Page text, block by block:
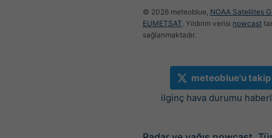
© 2026 meteoblue, NOAA Satellites
EUMETSAT. Yıldırım verisi nowcast
sağlanmaktadır.
meteoblue'u
ilginç hava durumu